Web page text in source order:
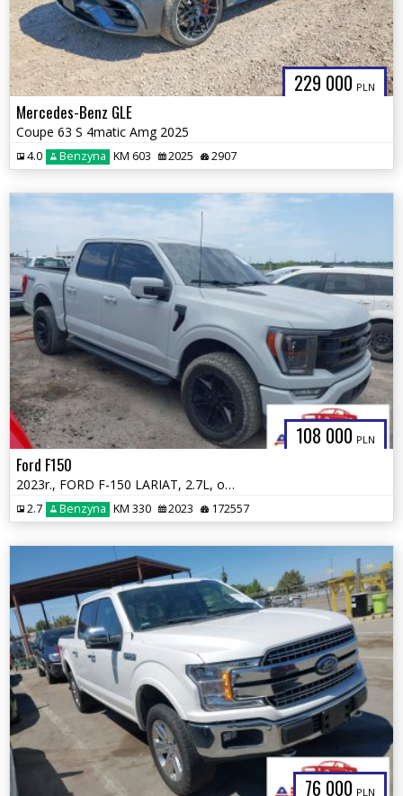
229 000 PLN
Mercedes-Benz GLE
Coupe 63 S 4matic Amg 2025
4.0 Benzyna KM 603 2025 2907
108 000 PLN
Ford F150
2023r., FORD F-150 LARIAT, 2.7L, od ubezpieczalni
2.7 Benzyna KM 330 2023 172557
76 000 PLN